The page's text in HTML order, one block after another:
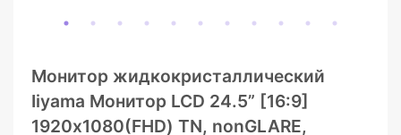
Монитор жидкокристаллический
Iiyama Монитор LCD 24.5” [16:9]
1920х1080(FHD) TN, nonGLARE,